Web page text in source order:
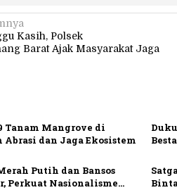
Kasih, Polsek
Barat Ajak Masyarakat Jaga
Tanam Mangrove di
Abrasi dan Jaga Ekosistem
Putih dan Bansos
Perkuat Nasionalisme